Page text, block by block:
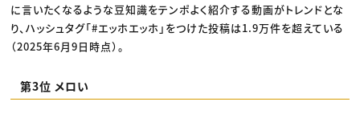
に言いたくなるような豆知識をテンポよく紹介する動画がトレンドとな
り、ハッシュタグ「#エッホエッホ」をつけた投稿は1.9万件を超えている
（2025年6月9日時点）。
第3位 メロい